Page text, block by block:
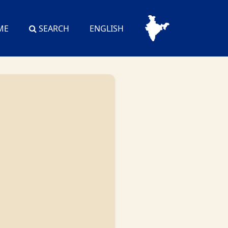
SEARCH ENGLISH